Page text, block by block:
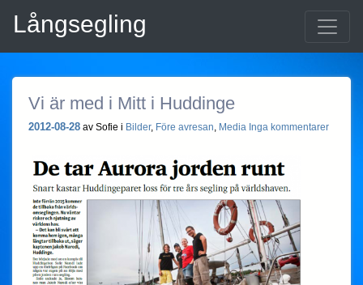
Långsegling
Vi är med i Mitt i Huddinge
2012-08-28 av Sofie i Bilder, Före avresan, Media Inga kommentarer